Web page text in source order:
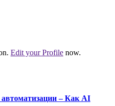
Edit your Profile now.
– Как AI